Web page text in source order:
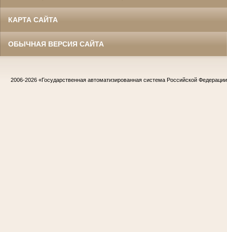
КАРТА САЙТА
ОБЫЧНАЯ ВЕРСИЯ САЙТА
2006-2026 «Государственная автоматизированная система Российской